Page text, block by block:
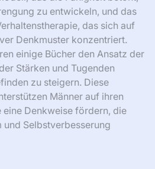
zu entwickeln, und das
das sich auf
Denkmuster konzentriert.
einige Bücher den Ansatz der
Stärken und Tugenden
zu steigern. Diese
Männer auf ihren
eine Denkweise fördern, die
Selbstverbesserung